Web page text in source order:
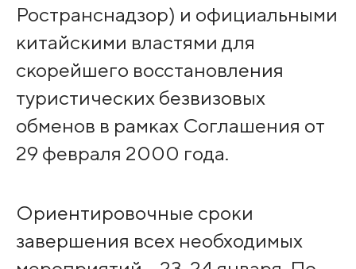
Ространснадзор) и официальными
китайскими властями для
скорейшего восстановления
туристических безвизовых
обменов в рамках Соглашения от
29 февраля 2000 года.
Ориентировочные сроки
завершения всех необходимых